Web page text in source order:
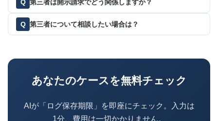
第三者は開示請求でどう関係しますか？
第三者について相談したい場合は？
あなたのケースを無料チェック
AIが「ログ保存期限」を即座にチェック。入力は
1分、費用は一切かかりません。